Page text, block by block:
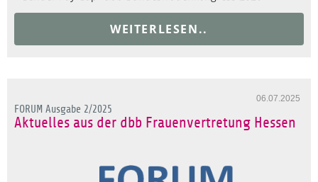
WEITERLESEN..
06.07.2025
FORUM Ausgabe 2/2025
Aktuelles aus der dbb Frauenvertretung Hessen